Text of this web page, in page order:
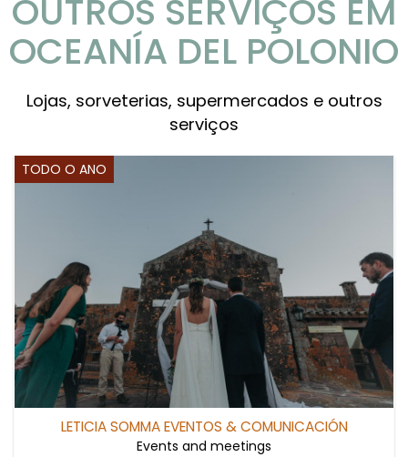
OUTROS SERVIÇOS EM
OCEANÍA DEL POLONIO
Lojas, sorveterias, supermercados e outros
serviços
TODO O ANO
LETICIA SOMMA EVENTOS & COMUNICACIÓN
Events and meetings